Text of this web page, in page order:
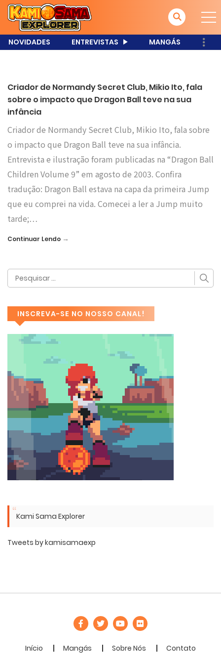
NOVIDADES ENTREVISTAS MANGÁS
Criador de Normandy Secret Club, Mikio Ito, fala
sobre o impacto que Dragon Ball teve na sua
infância
Criador de Normandy Secret Club, Mikio Ito, fala sobre
o impacto que Dragon Ball teve na sua infância.
Entrevista e ilustração foram publicadas na “Dragon Ball
Children Volume 9” em agosto de 2003. Confira
tradução: Dragon Ball estava na capa da primeira Jump
que eu comprei na vida. Comecei a ler a Jump muito
tarde;…
Continuar Lendo →
INSCREVA-SE NO NOSSO CANAL!
Kami Sama Explorer
Tweets by kamisamaexp
Início Mangás Sobre Nós Contato